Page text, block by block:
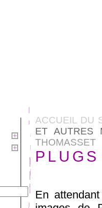
ACCUEIL DU
ET AUTRES
THOMASSET
En